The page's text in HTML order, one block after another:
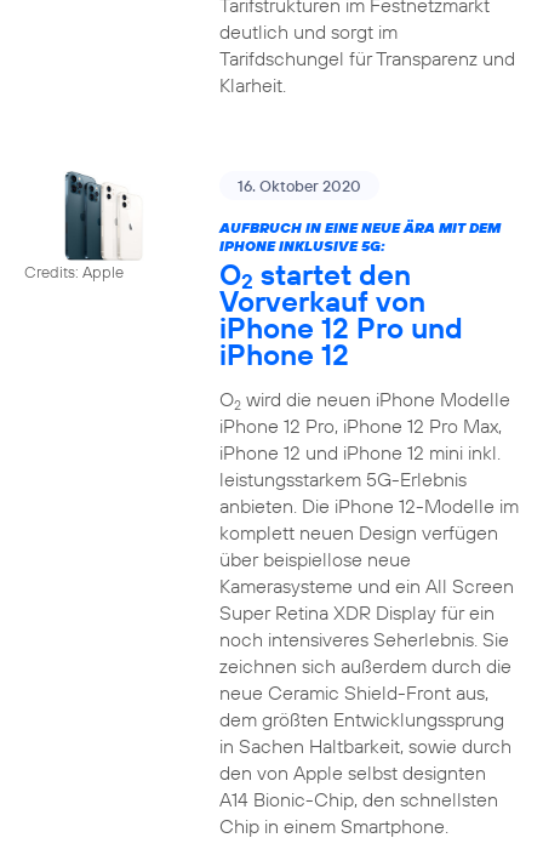
Tarifstrukturen im Festnetzmarkt
deutlich und sorgt im
Tarifdschungel für Transparenz und
Klarheit.
Credits: Apple
16. Oktober 2020
AUFBRUCH IN EINE NEUE ÄRA MIT DEM
IPHONE INKLUSIVE 5G:
O2 startet den
Vorverkauf von
iPhone 12 Pro und
iPhone 12
O2wird die neuen iPhone Modelle
iPhone 12 Pro, iPhone 12 Pro Max,
iPhone 12 und iPhone 12 mini inkl.
leistungsstarkem 5G-Erlebnis
anbieten. Die iPhone 12-Modelle im
komplett neuen Design verfügen
über beispiellose neue
Kamerasysteme und ein All Screen
Super Retina XDR Display für ein
noch intensiveres Seherlebnis. Sie
zeichnen sich außerdem durch die
neue Ceramic Shield-Front aus,
dem größten Entwicklungssprung
in Sachen Haltbarkeit, sowie durch
den von Apple selbst designten
A14 Bionic-Chip, den schnellsten
Chip in einem Smartphone.